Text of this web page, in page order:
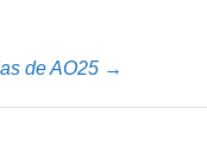
de AO25 →